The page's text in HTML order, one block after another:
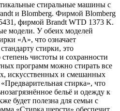
стиральные машины с
и Blomberg. Фирмой Blomberg
фирмой Brandt WTD 1373 K.
модели. У обеих моделей
«А», что означает
стирки, это
чистоты и сохранности
программ можно стирать все
искусственных и смешанных
стирка», что
бельё и одежду к
будет полезна для семьи с